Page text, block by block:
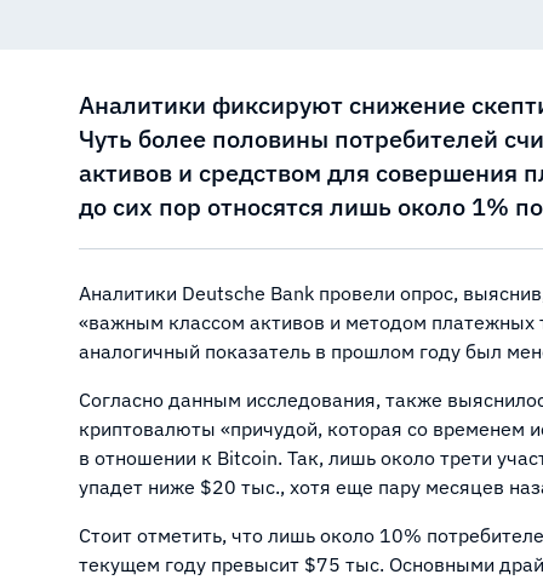
Аналитики фиксируют снижение
Чуть более половины потребителей
активов и средством для совершения
до сих пор относятся лишь около 1%
Аналитики Deutsche Bank провели опрос,
«важным классом активов и методом платежных
аналогичный показатель в прошлом году был
Согласно данным исследования, также
криптовалюты «причудой, которая со временем
в отношении к Bitcoin. Так, лишь около трети
упадет ниже $20 тыс., хотя еще пару месяцев
Стоит отметить, что лишь около 10%
текущем году превысит $75 тыс. Основными